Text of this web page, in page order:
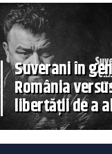
Suverani în
România
libertății de a